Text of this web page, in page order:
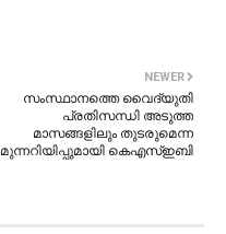
NEWER
സംസ്ഥാനത്തെ വൈദ്യുതി
പ്രതിസന്ധി അടുത്ത
മാസങ്ങളിലും തുടരുമെന്ന
മുന്നറിയിപ്പുമായി കെഎസ്‌ഇബി